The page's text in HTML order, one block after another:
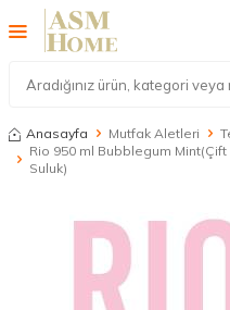
Anasayfa Mutfak Aletleri
Rio 950 ml Bubblegum
Suluk)